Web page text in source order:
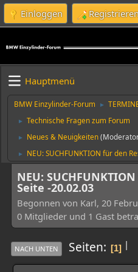
Einloggen
Hauptmenü
BMW Einzylinder-Forum ►
► Technische Fragen zum Forum
► Neues & Neuigkeiten
► NEU: SUCHFUNKTION für den
NEU:
Seite -20.02.03
Begonnen von Karl, 20
0 Mitglieder und 1 Gast
|
NACH UNTEN Seiten 1